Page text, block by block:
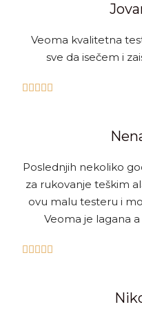
Veoma kvalitetna
sve da isečem i
    
Poslednjih nekoliko
za rukovanje teškim
ovu malu testeru i
Veoma je lagana
    